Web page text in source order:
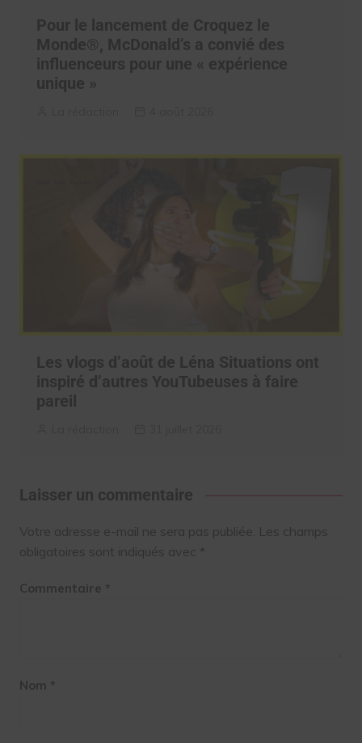
Pour le lancement de Croquez le
Monde®, McDonald’s a convié des
influenceurs pour une « expérience
unique »
Les vlogs d’août de Léna Situations ont
inspiré d’autres YouTubeuses à faire
pareil
Laisser un commentaire
Votre adresse e-mail ne sera pas publiée. Les champs
obligatoires sont indiqués avec *
Commentaire *
Nom *